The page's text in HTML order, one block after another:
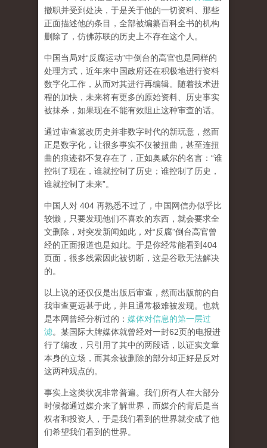
撤职并受到处决，于是关于他的一切资料、那些
正面描述他的条目，全部被编纂百科全书的机构
删除了，仿佛苏联的历史上不存在这个人。
中国当局对“反腐运动”中倒台的高官也是同样的
处理方式，近年来中国政府还在积极地进行资料
数字化工作，从而对其进行再编辑。随着技术进
程的加快，未来将有更多的原始资料、历史事实
被抹杀，如果现在不能有效阻止这种审查的话。
通过审查篡改历史并非数字时代的新玩意，然而
正是数字化，让很多事实不仅被扭曲，甚至连扭
曲的痕迹都不复存在了，正如奥威尔的名言：“谁
控制了现在，谁就控制了历史；谁控制了历史，
谁就控制了未来”。
中国人对 404 再熟悉不过了，中国网信办似乎比
较懒，只要发现他们不喜欢的东西，就会要求全
文删除，对突发新闻如此，对“反腐”倒台高官曾
经的正面报道也是如此。于是你经常能看到404
页面， 很多线索因此被切断，这是谷歌无法解决
的。
以上说的还仅仅是出版后审查，然而出版前的自
我审查更远甚于此，并且通常极难被发现。 也就
是本网曾经分析过的： 媒体对信息的第一层过
滤。某国际大牌媒体就曾经对一封62页的电报进
行了编改，只引用了其中的两段话，以证实文章
本身的立场，而其余被删除的部分却正好是反对
这两种观点的。
事实上这类状况非常普遍。我们所有人在大部分
时候都通过媒介来了解世界，而媒介的背后是当
权者和投资人，于是我们看到的世界就变成了他
们希望我们看到的世界。